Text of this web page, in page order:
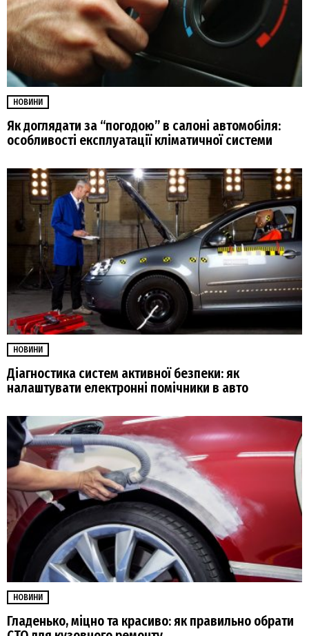
НОВИНИ
Як доглядати за “погодою” в салоні автомобіля:
особливості експлуатації кліматичної системи
НОВИНИ
Діагностика систем активної безпеки: як
налаштувати електронні помічники в авто
НОВИНИ
Гладенько, міцно та красиво: як правильно обрати